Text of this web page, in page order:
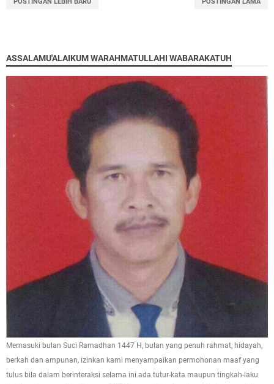
ASSALAMU'ALAIKUM WARAHMATULLAHI WABARAKATUH
Memasuki bulan Suci Ramadhan 1447 H, bulan yang penuh rahmat, hidayah,
berkah dan ampunan, izinkan kami menyampaikan permohonan maaf yang
tulus bila dalam berinteraksi selama ini ada tutur-kata maupun tingkah-laku